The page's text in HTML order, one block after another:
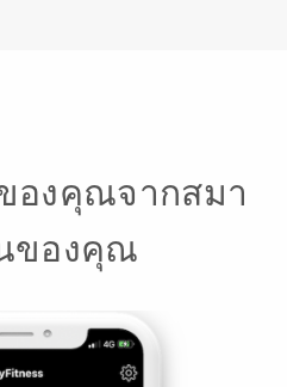
องคุณจากสมา
ของคุณ